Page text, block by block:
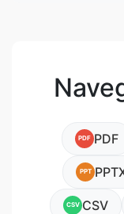
PDF PDF
PPT
CSV CSV